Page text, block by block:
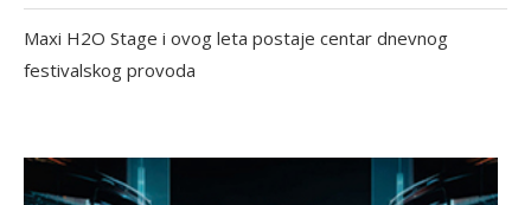
Maxi H2O Stage i ovog leta postaje centar dnevnog
festivalskog provoda